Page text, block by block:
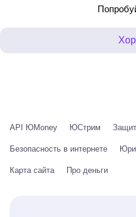
API ЮMoney ЮСтрим
Безопасность в интернете
Карта сайта Про деньги